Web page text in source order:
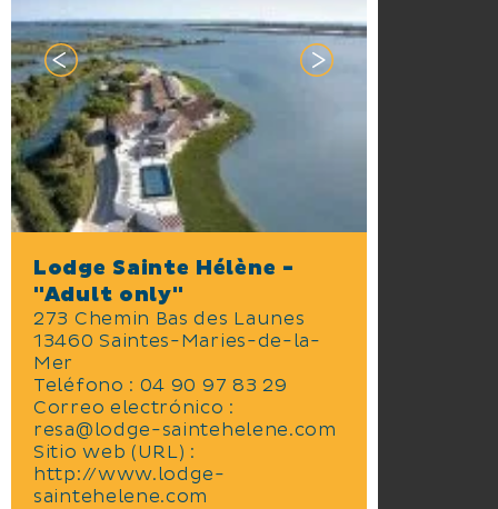
Lodge Sainte Hélène -
"Adult only"
273 Chemin Bas des Launes
13460 Saintes-Maries-de-la-
Mer
Teléfono : 04 90 97 83 29
Correo electrónico :
resa@lodge-saintehelene.com
Sitio web (URL) :
http://www.lodge-
saintehelene.com